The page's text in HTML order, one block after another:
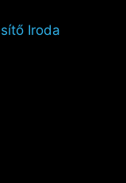
Iroda